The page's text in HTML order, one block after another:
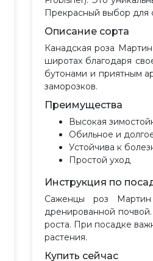
Прекрасный выбор для
Описание сорта
Канадская роза
широтах благодаря
бутонами и приятным
заморозков.
Преимущества
Высокая
Обильное и
Устойчива к
Простой уход
Инструкция по
Саженцы роз
дренированной
роста. При посадке
растения.
Купить сейчас